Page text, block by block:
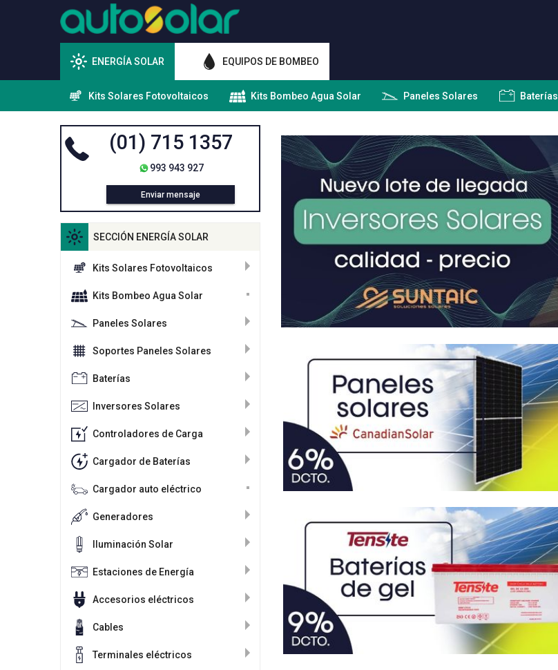
ENERGÍA SOLAR EQUIPOS DE BOMBEO
Kits Solares Fotovoltaicos Kits Bombeo Agua Solar Paneles Solares Baterías
(01) 715 1357
993 943 927
Enviar mensaje
SECCIÓN ENERGÍA SOLAR
Kits Solares Fotovoltaicos
Kits Bombeo Agua Solar
Paneles Solares
Soportes Paneles Solares
Baterías
Inversores Solares
Controladores de Carga
Cargador de Baterías
Cargador auto eléctrico
Generadores
Iluminación Solar
Estaciones de Energía
Accesorios eléctricos
Cables
Terminales eléctricos